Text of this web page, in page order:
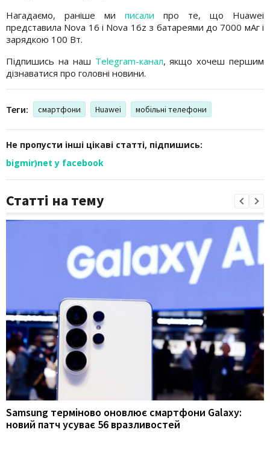
Нагадаємо, раніше ми писали про те, що Huawei
представила Nova 16 і Nova 16z з батареями до 7000 мАг і
зарядкою 100 Вт.
Підпишись на наш Telegram-канал, якщо хочеш першим
дізнаватися про головні новини.
Теги: смартфони Huawei мобільні телефони
Не пропусти інші цікаві статті, підпишись:
bigmir)net у facebook
Статті на тему
Samsung терміново оновлює смартфони Galaxy:
новий патч усуває 56 вразливостей